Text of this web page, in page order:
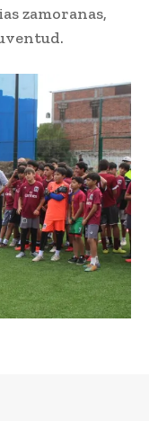
zamoranas,